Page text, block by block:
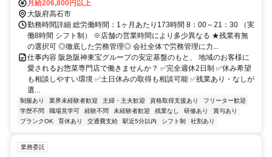
月給206,800円以上
大阪府高石市
勤務時間詳細 総労働時間：1ヶ月あたり173時間 8：00～21：30 （実
働8時間 シフト制） ※店舗の営業時間により多少異なる ★残業有無
の選択可 ◎徹底した労務管理◎ 会社全体で労務管理に力...
仕事内容 阪急阪神東宝グループの安定基盤のもと、 地域のお客様に
愛されるお惣菜専門店で働きませんか？ ✅完全週休2日制 ✅休み希望
も相談しやすい環境 ✅土日休みの取得も相談可能 ✅残業あり・なしが
選...
制服あり 業界未経験者歓迎 主婦・主夫歓迎 資格取得支援あり
フリーター歓迎
学歴不問
職場見学可 経験不問 未経験者歓迎 残業なし 研修あり
賞与あり
ブランクOK
育休あり 交通費支給 駅近5分以内 シフト制 社割あり
業務委託